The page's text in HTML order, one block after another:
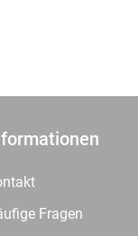
Fragen